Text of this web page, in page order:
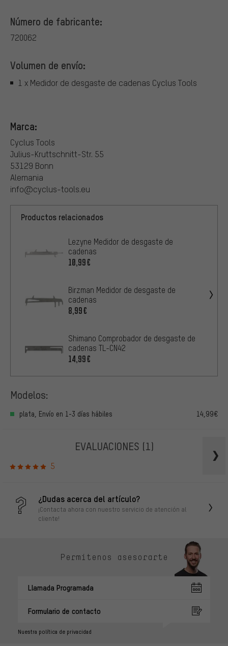
Número de fabricante:
720062
Volumen de envío:
1 x Medidor de desgaste de cadenas Cyclus Tools
Marca:
Cyclus Tools
Julius-Kruttschnitt-Str. 55
53129 Bonn
Alemania
info@cyclus-tools.eu
Productos relacionados
Lezyne Medidor de desgaste de
cadenas
10,99€
Birzman Medidor de desgaste de
cadenas
8,99€
Shimano Comprobador de desgaste de
cadenas TL-CN42
14,99€
Modelos:
plata, Envío en 1-3 días hábiles 14,99€
EVALUACIONES (1)
5
¿Dudas acerca del artículo?
¡Contacta ahora con nuestro servicio de atención al
cliente!
Permítenos asesorarte
Llamada Programada
Formulario de contacto
Nuestra política de privacidad